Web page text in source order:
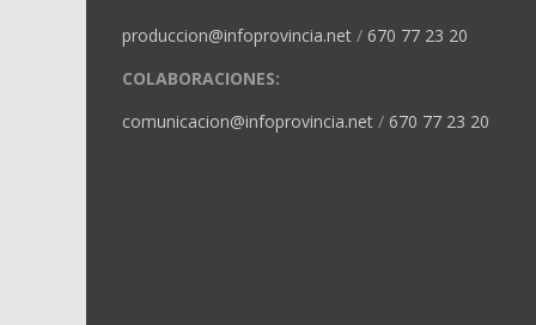
produccion@infoprovincia.net / 670 77 23 20
COLABORACIONES:
comunicacion@infoprovincia.net / 670 77 23 20